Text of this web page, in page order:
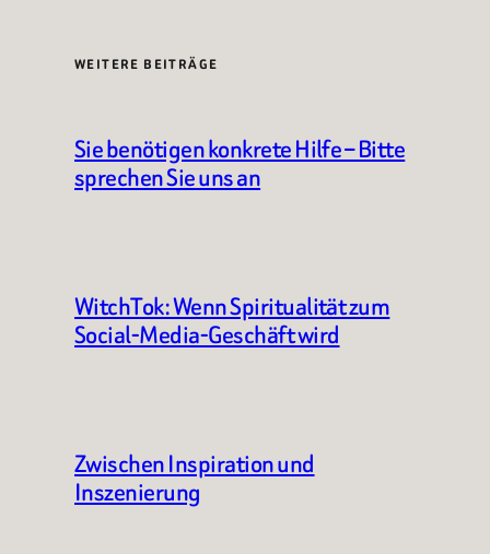
WEITERE BEITRÄGE
Sie benötigen konkrete Hilfe – Bitte
sprechen Sie uns an
WitchTok: Wenn Spiritualität zum
Social-Media-Geschäft wird
Zwischen Inspiration und
Inszenierung